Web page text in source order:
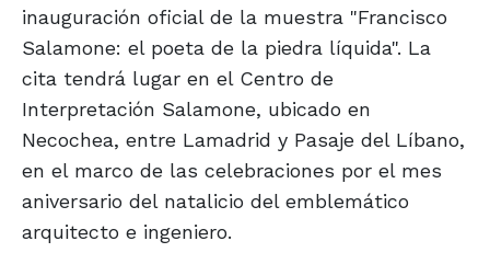
inauguración oficial de la muestra "Francisco
Salamone: el poeta de la piedra líquida". La
cita tendrá lugar en el Centro de
Interpretación Salamone, ubicado en
Necochea, entre Lamadrid y Pasaje del Líbano,
en el marco de las celebraciones por el mes
aniversario del natalicio del emblemático
arquitecto e ingeniero.